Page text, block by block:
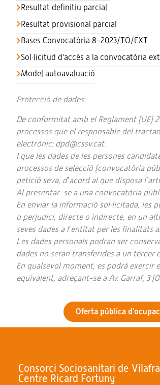
Resultat definitiu parcial
Resultat provisional parcial
Bases Convocatòria 8-2023/TO/EXT
Sol·licitud d'accés a la convocatòria
Model autoavaluació
Protecció de dades:
De conformitat amb el Reglament (UE)
processos que el responsable del
electrònic: dpd@cssv.cat.
I que les dades de les persones
processos de selecció (convocatòria
petició seva, d’acord al que disposa
Al presentar-se a una convocatòria
En enviar la informació sol·licitada, les
o perjudici, directe o indirecte, en un
seves dades a l’entitat per les finalitats
Les dades personals podran ser
dades no seran transferides a un tercer
En qualsevol moment, es podrà
equivalent, adreçant-se a Av. Garraf, 3
Oferta pública
Consorci Sociosanitari de
Centre Ricard Fortuny